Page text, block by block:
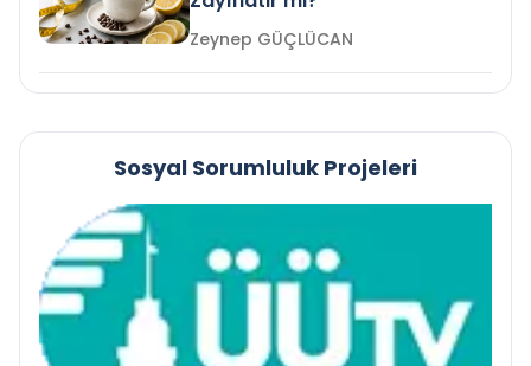
Zeynep GÜÇLÜCAN
Sosyal Sorumluluk Projeleri